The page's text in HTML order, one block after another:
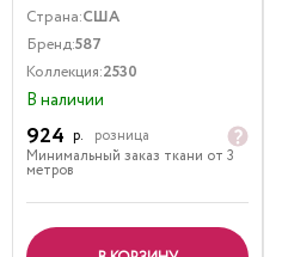
Страна:США
Бренд:587
Коллекция:2530
В наличии
924 р.
розница
Минимальный заказ ткани от 3
метров